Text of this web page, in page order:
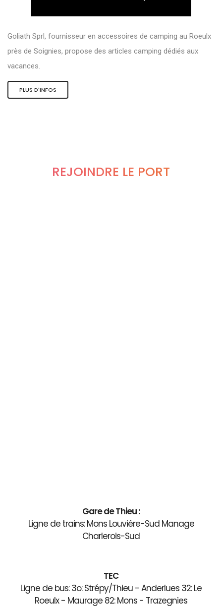
Goliath Sprl, fournisseur en accessoires de camping au Roeulx
près de Soignies, propose des articles camping dédiés aux
vacances.
PLUS D'INFOS
REJOINDRE LE PORT
Gare de Thieu :
Ligne de trains: Mons Louviére-Sud Manage
Charlerois-Sud
TEC
Ligne de bus: 3o: Strépy/Thieu - Anderlues 32: Le
Roeulx - Maurage 82: Mons - Trazegnies